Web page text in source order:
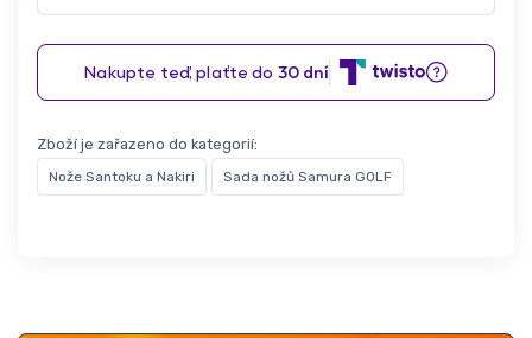
Zboží je zařazeno do kategorií:
Nože Santoku a Nakiri Sada nožů Samura GOLF